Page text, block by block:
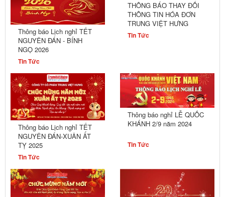
Thông báo Lịch nghỉ TẾT
NGUYÊN ĐÁN - BÍNH
NGỌ 2026
Tin Tức
THÔNG BÁO THAY ĐỔI
THÔNG TIN HÓA ĐƠN
TRUNG VIỆT HƯNG
Tin Tức
Thông báo Lịch nghỉ TẾT
NGUYÊN ĐÁN-XUÂN ẤT
TỴ 2025
Tin Tức
Thông báo nghỉ LỄ QUỐC
KHÁNH 2/9 năm 2024
Tin Tức